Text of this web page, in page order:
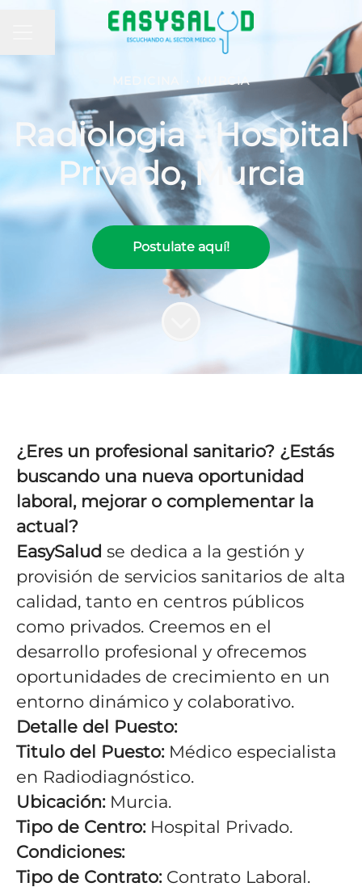
MENÚ DE EMPLEO
Compartir página
MEDICINA MURCIA
Radiologia - Hospital
Privado, Murcia
Postulate aquí!
¿Eres un profesional sanitario? ¿Estás
buscando una nueva oportunidad
laboral, mejorar o complementar la
actual?
EasySalud se dedica a la gestión y
provisión de servicios sanitarios de alta
calidad, tanto en centros públicos
como privados. Creemos en el
desarrollo profesional y ofrecemos
oportunidades de crecimiento en un
entorno dinámico y colaborativo.
Detalle del Puesto:
Titulo del Puesto: Médico especialista
en Radiodiagnóstico.
Ubicación: Murcia.
Tipo de Centro: Hospital Privado.
Condiciones:
Tipo de Contrato: Contrato Laboral.